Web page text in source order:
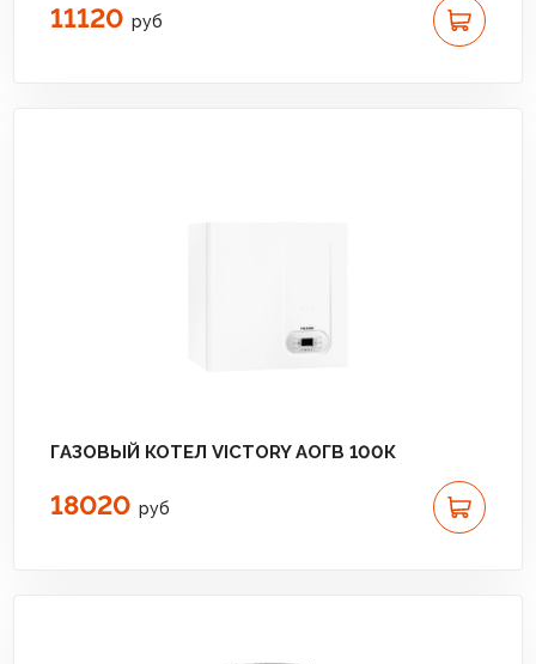
11120 руб
ГАЗОВЫЙ КОТЕЛ VICTORY АОГВ 100К
18020 руб